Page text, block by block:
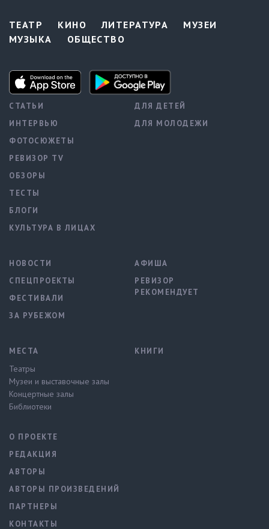
ТЕАТР КИНО ЛИТЕРАТУРА
МУЗЕИ
МУЗЫКА
ОБЩЕСТВО
СТАТЬИ
ИНТЕРВЬЮ
ФОТОСЮЖЕТЫ
РЕВИЗОР TV
ОБЗОРЫ
ТЕСТЫ
БЛОГИ
КУЛЬТУРА В ЛИЦАХ
ДЛЯ ДЕТЕЙ
ДЛЯ МОЛОДЕЖИ
НОВОСТИ
СПЕЦПРОЕКТЫ
ФЕСТИВАЛИ
ЗА РУБЕЖОМ
АФИША
РЕВИЗОР
РЕКОМЕНДУЕТ
МЕСТА
Театры
Музеи и выставочные залы
Концертные залы
Библиотеки
КНИГИ
О ПРОЕКТЕ
РЕДАКЦИЯ
АВТОРЫ
АВТОРЫ ПРОИЗВЕДЕНИЙ
ПАРТНЕРЫ
КОНТАКТЫ